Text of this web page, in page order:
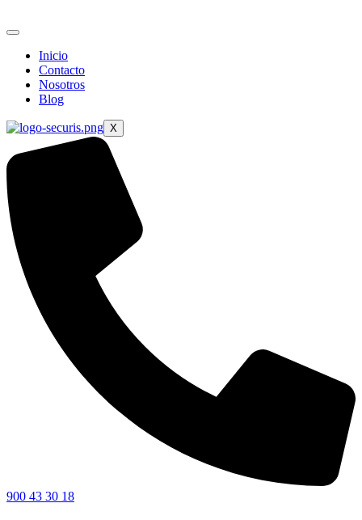
al
Inicio
Contacto
Nosotros
Blog
X
900 43 30 18